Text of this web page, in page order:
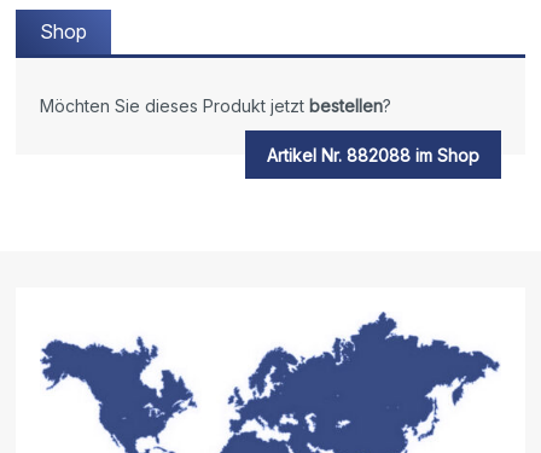
Shop
Möchten Sie dieses Produkt jetzt bestellen?
Artikel Nr. 882088 im Shop